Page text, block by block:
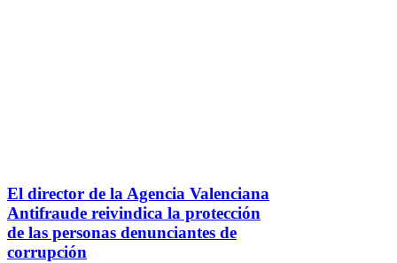
El director de la Agencia Valenciana
Antifraude reivindica la protección
de las personas denunciantes de
corrupción